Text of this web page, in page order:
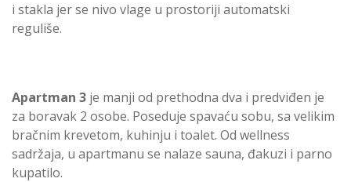
i stakla jer se nivo vlage u prostoriji automatski
reguliše.
Apartman 3 je manji od prethodna dva i predviđen je
za boravak 2 osobe. Poseduje spavaću sobu, sa velikim
bračnim krevetom, kuhinju i toalet. Od wellness
sadržaja, u apartmanu se nalaze sauna, đakuzi i parno
kupatilo.